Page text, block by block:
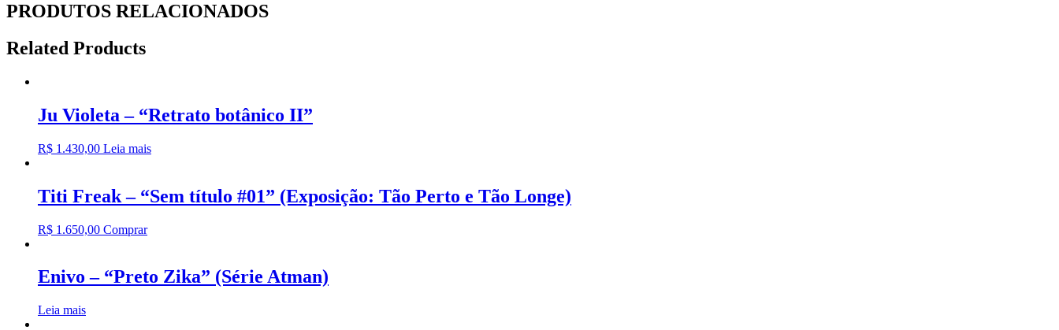
PRODUTOS RELACIONADOS
Related Products
Ju Violeta – “Retrato botânico II”
R$ 1.430,00 Leia mais
Titi Freak – “Sem título #01” (Exposição: Tão Perto e Tão Longe)
R$ 1.650,00 Comprar
Enivo – “Preto Zika” (Série Atman)
Leia mais